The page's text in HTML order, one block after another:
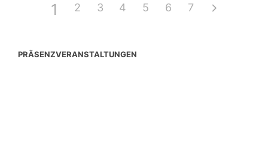
1 2 3 4 5 6 7
PRÄSENZVERANSTALTUNGEN